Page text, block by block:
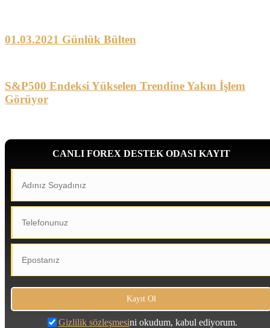
01.03.2021 Günlük Bülten
S&P500 Endeksi Yükselen Trendine Yakın İşlem
Görüyor
CANLI FOREX DESTEK ODASI KAYIT
Gizlilik sözleşmesini okudum, kabul ediyorum.